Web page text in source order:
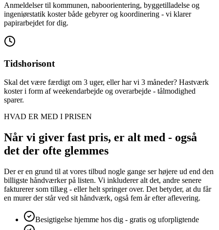
Anmeldelser til kommunen, naboorientering, byggetilladelse og
ingeniørstatik koster både gebyrer og koordinering - vi klarer
papirarbejdet for dig.
Tidshorisont
Skal det være færdigt om 3 uger, eller har vi 3 måneder? Hastværk
koster i form af weekendarbejde og overarbejde - tålmodighed
sparer.
HVAD ER MED I PRISEN
Når vi giver fast pris, er alt med - også
det der ofte glemmes
Der er en grund til at vores tilbud nogle gange ser højere ud end den
billigste håndværker på listen. Vi inkluderer alt det, andre senere
fakturerer som tillæg - eller helt springer over. Det betyder, at du får
en murer der står ved sit håndværk, også fem år efter aflevering.
Besigtigelse hjemme hos dig - gratis og uforpligtende